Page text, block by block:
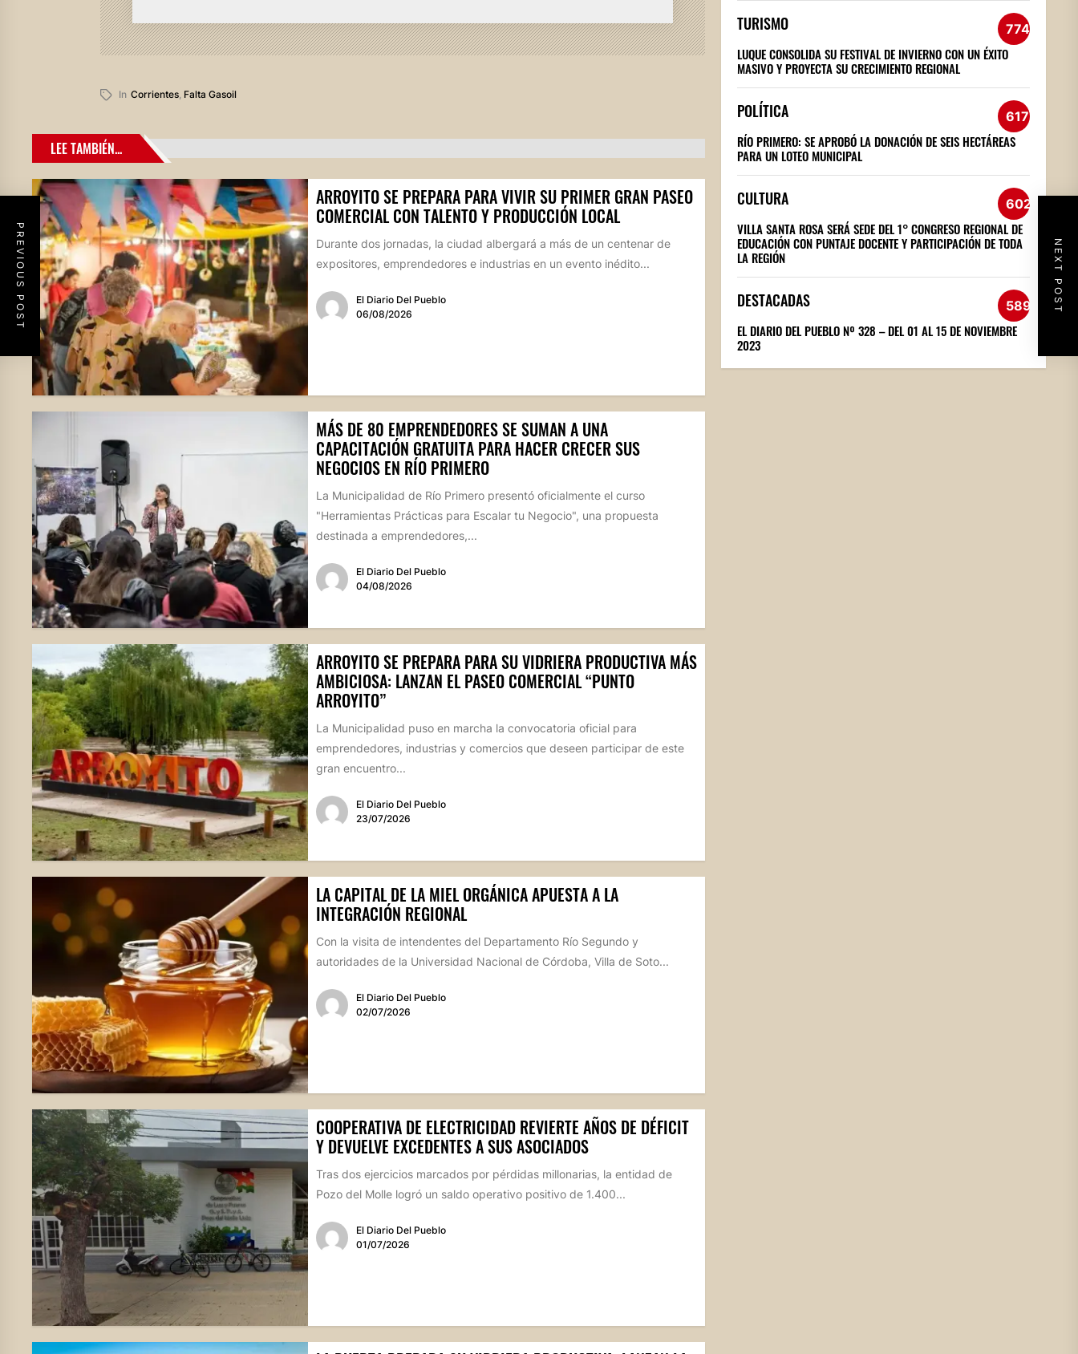
In Corrientes, Falta Gasoil
PREVIOUS POST NEXT POST
LEE TAMBIÉN...
ARROYITO SE PREPARA PARA VIVIR SU PRIMER GRAN PASEO
COMERCIAL CON TALENTO Y PRODUCCIÓN LOCAL
Durante dos jornadas, la ciudad albergará a más de un centenar de
expositores, emprendedores e industrias en un evento inédito...
El Diario Del Pueblo
06/08/2026
MÁS DE 80 EMPRENDEDORES SE SUMAN A UNA
CAPACITACIÓN GRATUITA PARA HACER CRECER SUS
NEGOCIOS EN RÍO PRIMERO
La Municipalidad de Río Primero presentó oficialmente el curso
"Herramientas Prácticas para Escalar tu Negocio", una propuesta
destinada a emprendedores,...
El Diario Del Pueblo
04/08/2026
ARROYITO SE PREPARA PARA SU VIDRIERA PRODUCTIVA MÁS
AMBICIOSA: LANZAN EL PASEO COMERCIAL “PUNTO
ARROYITO”
La Municipalidad puso en marcha la convocatoria oficial para
emprendedores, industrias y comercios que deseen participar de este
gran encuentro...
El Diario Del Pueblo
23/07/2026
LA CAPITAL DE LA MIEL ORGÁNICA APUESTA A LA
INTEGRACIÓN REGIONAL
Con la visita de intendentes del Departamento Río Segundo y
autoridades de la Universidad Nacional de Córdoba, Villa de Soto...
El Diario Del Pueblo
02/07/2026
COOPERATIVA DE ELECTRICIDAD REVIERTE AÑOS DE DÉFICIT
Y DEVUELVE EXCEDENTES A SUS ASOCIADOS
Tras dos ejercicios marcados por pérdidas millonarias, la entidad de
Pozo del Molle logró un saldo operativo positivo de 1.400...
El Diario Del Pueblo
01/07/2026
TURISMO 774
LUQUE CONSOLIDA SU FESTIVAL DE INVIERNO CON UN ÉXITO
MASIVO Y PROYECTA SU CRECIMIENTO REGIONAL
POLÍTICA 617
RÍO PRIMERO: SE APROBÓ LA DONACIÓN DE SEIS HECTÁREAS
PARA UN LOTEO MUNICIPAL
CULTURA 602
VILLA SANTA ROSA SERÁ SEDE DEL 1° CONGRESO REGIONAL DE
EDUCACIÓN CON PUNTAJE DOCENTE Y PARTICIPACIÓN DE TODA
LA REGIÓN
DESTACADAS 589
EL DIARIO DEL PUEBLO Nº 328 – DEL 01 AL 15 DE NOVIEMBRE
2023